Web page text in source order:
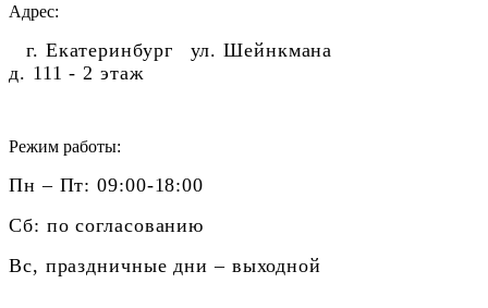
Адрес:
г. Екатеринбург
ул. Шейнкмана
д. 111 - 2 этаж
Режим работы:
Пн – Пт: 09:00-18:00
Сб: по согласованию
Вс, праздничные дни – выходной